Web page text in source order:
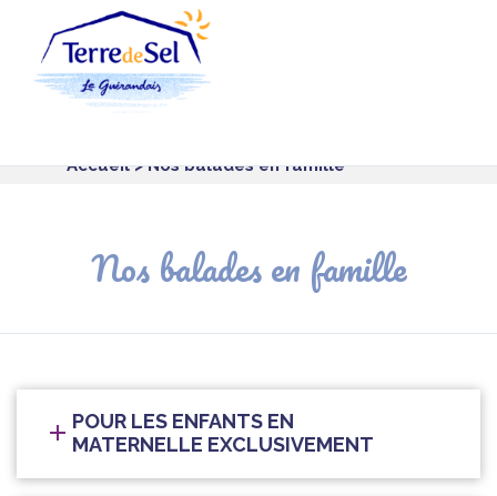
Accueil> Nos balades en famille
Nos balades en famille
POUR LES ENFANTS EN
MATERNELLE EXCLUSIVEMENT
Panneau de gestion des cookies